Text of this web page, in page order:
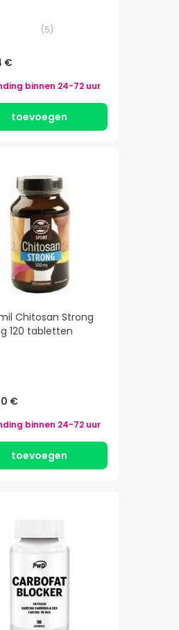
(5)
€
binnen 24-72 uur
toevoegen
Chitosan Strong
120 tabletten
€
binnen 24-72 uur
toevoegen